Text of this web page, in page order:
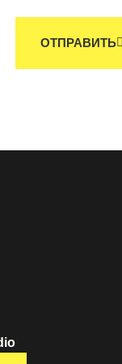
ОТПРАВИТЬ